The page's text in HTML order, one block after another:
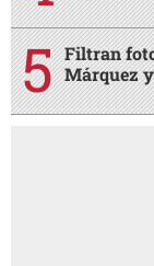
Filtran
Márquez y